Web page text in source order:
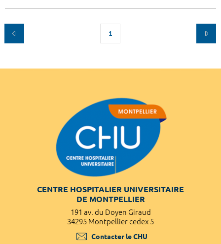
1
CENTRE HOSPITALIER UNIVERSITAIRE
DE MONTPELLIER
191 av. du Doyen Giraud
34295 Montpellier cedex 5
Contacter le CHU